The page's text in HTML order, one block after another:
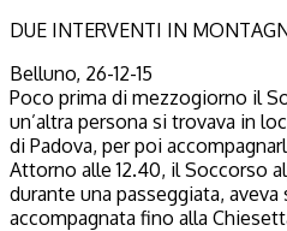
DUE INTERVENTI IN
Belluno, 26-12-15
Poco prima di mezzogiorno il
un’altra persona si trovava in
di Padova, per poi
Attorno alle 12.40, il Soccorso
durante una passeggiata,
accompagnata fino alla